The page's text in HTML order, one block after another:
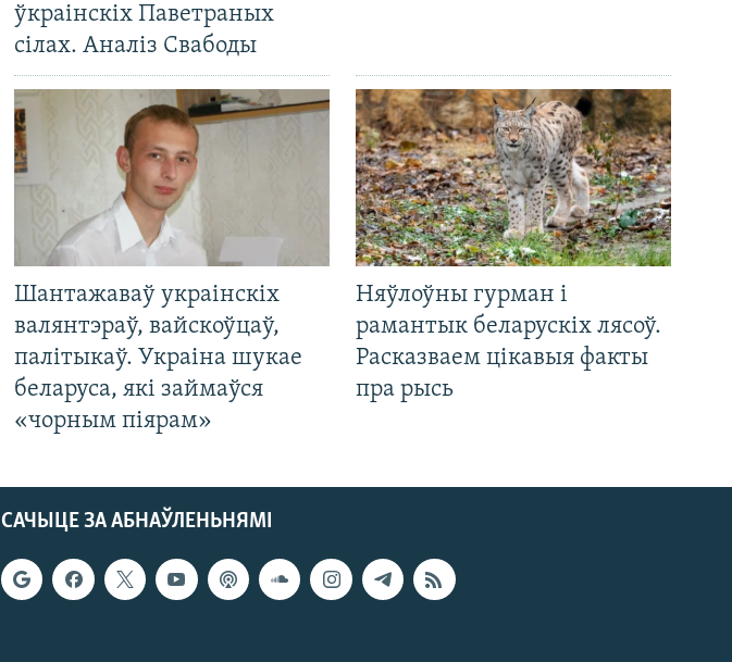
ўкраінскіх Паветраных
сілах. Аналіз Свабоды
Шантажаваў украінскіх
валянтэраў, вайскоўцаў,
палітыкаў. Украіна шукае
беларуса, які займаўся
«чорным піярам»
Няўлоўны гурман і
рамантык беларускіх лясоў.
Расказваем цікавыя факты
пра рысь
САЧЫЦЕ ЗА АБНАЎЛЕНЬНЯМІ